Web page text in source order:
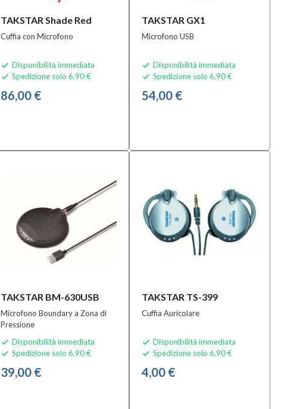
TAKSTAR Shade Red
Cuffia con Microfono
 Disponibilità immediata
 Spedizione solo 6,90 €
86,00 €
TAKSTAR GX1
Microfono USB
 Disponibilità immediata
 Spedizione solo 6,90 €
54,00 €
TAKSTAR BM-630USB
Microfono Boundary a Zona di
Pressione
 Disponibilità immediata
 Spedizione solo 6,90 €
39,00 €
TAKSTAR TS-399
Cuffia Auricolare
 Disponibilità immediata
 Spedizione solo 6,90 €
4,00 €